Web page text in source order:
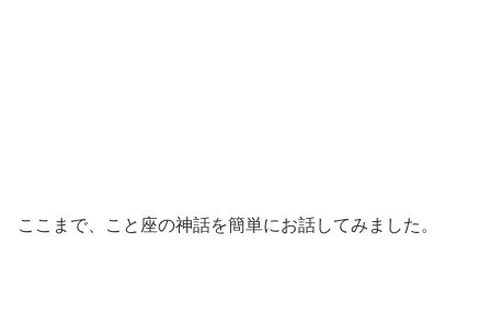
ここまで、こと座の神話を簡単にお話してみました。